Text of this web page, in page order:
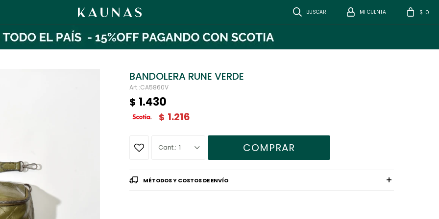
$ 0
BANDOLERA RUNE VERDE
CA5860V
$ 1.430
$ 1.216
1 COMPRAR
MÉTODOS Y COSTOS DE ENVÍO